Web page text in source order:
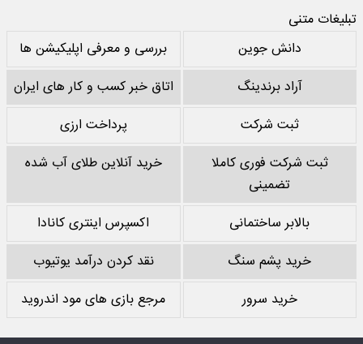
تبلیغات متنی
دانش جوین
بررسی و معرفی اپلیکیشن ها
آراد برندینگ
اتاق خبر کسب و کار های ایران
ثبت شرکت
پرداخت ارزی
ثبت شرکت فوری کاملا
تضمینی
خرید آنلاین طلای آب شده
بالابر ساختمانی
اکسپرس اینتری کانادا
خرید پشم سنگ
نقد کردن درآمد یوتیوب
خرید سرور
مرجع بازی های مود اندروید